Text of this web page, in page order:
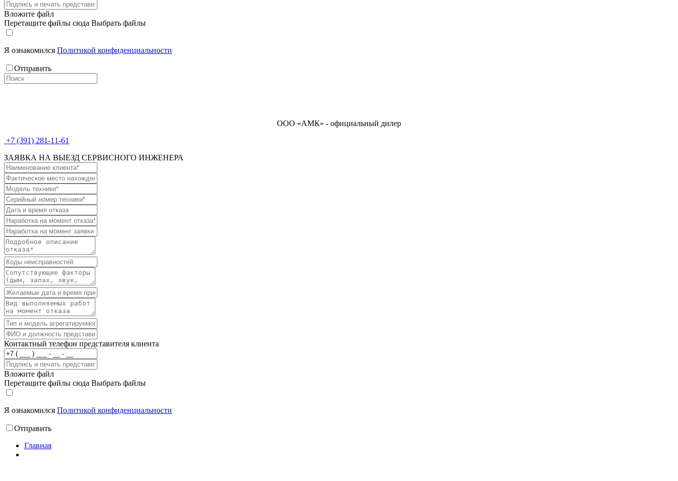
Вложите файл
Перетащите файлы сюда Выбрать файлы
Я ознакомился Политикой конфиденциальности
Отправить
ООО «АМК» - официальный дилер
+7 (391) 281-11-61
ЗАЯВКА НА ВЫЕЗД СЕРВИСНОГО ИНЖЕНЕРА
Контактный телефон представителя клиента
Вложите файл
Перетащите файлы сюда Выбрать файлы
Я ознакомился Политикой конфиденциальности
Отправить
Главная